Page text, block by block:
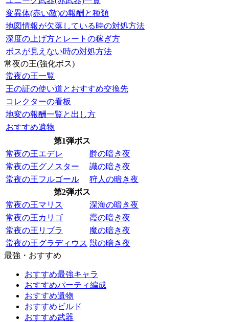
変異体(赤い敵)の報酬と種類
地図情報が欠落している時の対処方法
深度の上げ方とレートの稼ぎ方
ボスが見えない時の対処方法
常夜の王(強化ボス)
常夜の王一覧
王の証の使い道とおすすめ交換先
コレクターの看板
地変の報酬一覧と出し方
おすすめ遺物
第1弾ボス
常夜の王エデレ
爵の暗き夜
常夜の王グノスター
識の暗き夜
常夜の王フルゴール
狩人の暗き夜
第2弾ボス
常夜の王マリス
深海の暗き夜
常夜の王カリゴ
霞の暗き夜
常夜の王リブラ
魔の暗き夜
常夜の王グラディウス 獣の暗き夜
最強・おすすめ
おすすめ最強キャラ
おすすめパーティ編成
おすすめ遺物
おすすめビルド
おすすめ武器